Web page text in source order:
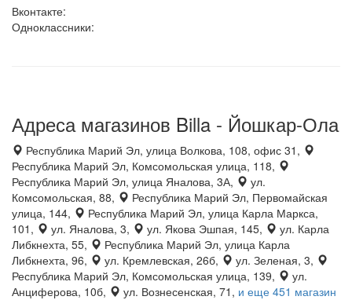
Вконтакте:
Одноклассники:
Адреса магазинов Billa - Йошкар-Ола
Республика Марий Эл, улица Волкова, 108, офис 31,
Республика Марий Эл, Комсомольская улица, 118,
Республика Марий Эл, улица Яналова, 3А,
ул.
Комсомольская, 88,
Республика Марий Эл, Первомайская
улица, 144,
Республика Марий Эл, улица Карла Маркса,
101,
ул. Яналова, 3, ул. Якова Эшпая, 145,
ул. Карла
Либкнехта, 55,
Республика Марий Эл, улица Карла
Либкнехта, 96,
ул. Кремлевская, 26б,
ул. Зеленая, 3,
Республика Марий Эл, Комсомольская улица, 139,
ул.
Анциферова, 10б,
ул. Вознесенская, 71, и еще 451 магазин